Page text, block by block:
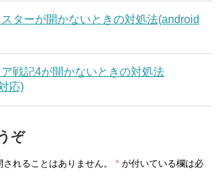
ターが開かないときの対処法(android
戦記4が開かないときの対処法
応)
ぞ
れることはありません。 * が付いている欄は必